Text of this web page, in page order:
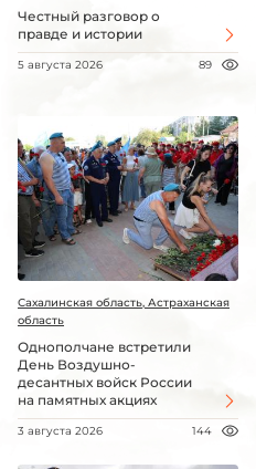
Честный разговор о
правде и истории
5 августа 2026 89
Сахалинская область, Астраханская
область
Однополчане встретили
День Воздушно-
десантных войск России
на памятных акциях
3 августа 2026 144